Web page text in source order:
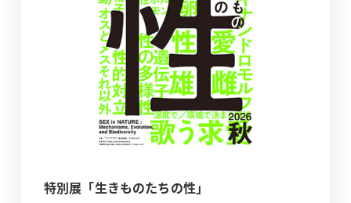
特別展「生きものたちの性」